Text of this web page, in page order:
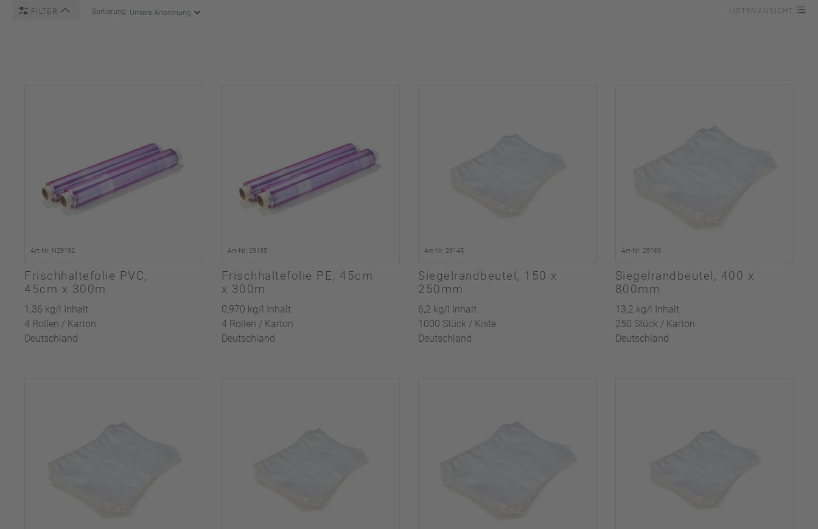
FILTER Sortierung: LISTENANSICHT
Art-Nr. N29192
Frischhaltefolie PVC,
45cm x 300m
1,36 kg/l Inhalt
4 Rollen / Karton
Deutschland
Art-Nr. 29195
Frischhaltefolie PE, 45cm
x 300m
0,970 kg/l Inhalt
4 Rollen / Karton
Deutschland
Art-Nr. 29145
Siegelrandbeutel, 150 x
250mm
6,2 kg/l Inhalt
1000 Stück / Kiste
Deutschland
Art-Nr. 29169
Siegelrandbeutel, 400 x
800mm
13,2 kg/l Inhalt
250 Stück / Karton
Deutschland